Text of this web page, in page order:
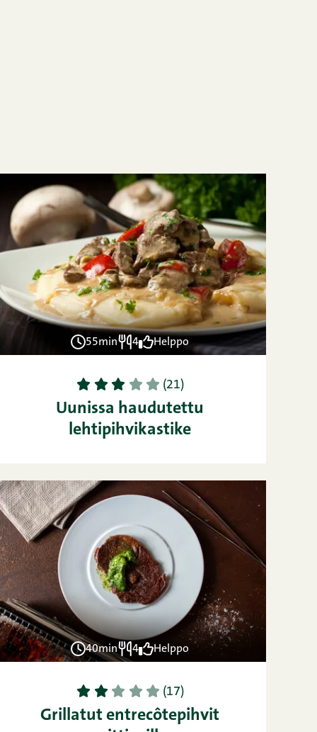
55min 4 Helppo
1 2 3 4 5 (21)
Uunissa haudutettu
lehtipihvikastike
40min 4 Helppo
1 2 3 4 5 (17)
Grillatut entrecôtepihvit